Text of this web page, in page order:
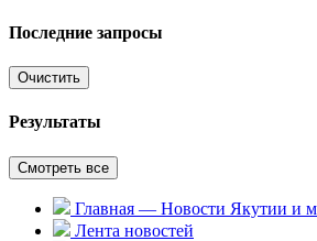
Последние запросы
Очистить
Результаты
Смотреть все
Главная — Новости Якутии и
Лента новостей